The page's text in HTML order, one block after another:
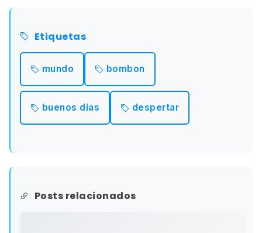
Etiquetas
mundo bombon
buenos días despertar
Posts relacionados